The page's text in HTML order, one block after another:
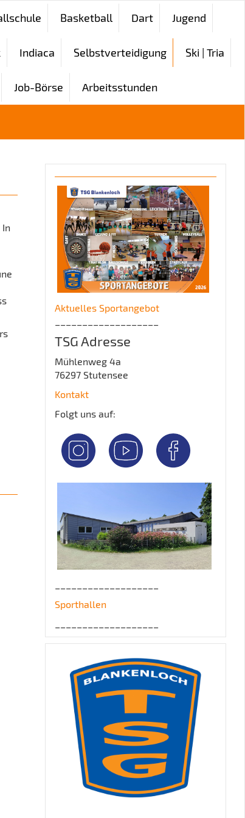
Basketball Dart Jugend
Indiaca Selbstverteidigung Ski | Tria
Job-Börse Arbeitsstunden
Aktuelles Sportangebot
TSG Adresse
Mühlenweg 4a
76297 Stutensee
Kontakt
Folgt uns auf:
Sporthallen